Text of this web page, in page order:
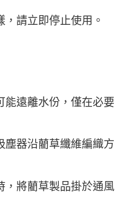
請立即停止使用。
遠離水份，僅在必要
器沿藺草纖維編織方
將藺草製品掛於通風